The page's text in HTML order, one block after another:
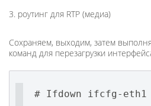
3. роутинг для RTP (медиа)
Сохраняем, выходим, затем
команд для перезагрузки
# Ifdown ifcfg-eth1